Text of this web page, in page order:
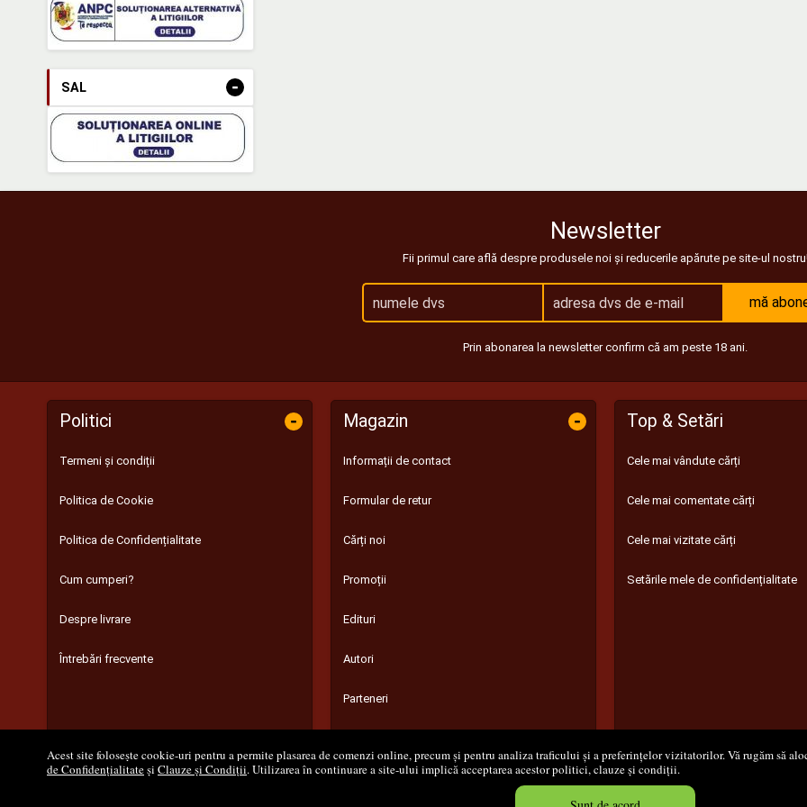
Acest site folosește cookie-uri pentru a permite plasarea de comenzi online, precum și pentru analiza traficului și a preferințelor vizitatorilor. Vă rugăm să
de Confidențialitateși Clauze și Condiții. Utilizarea în continuare a site-ului implică acceptarea acestor politici, clauze și condiții.
SAL -
Newsletter
Fii primul care află despre produsele noi și reducerile apărute pe site-ul
mă
Prin abonarea la newsletter confirm că am peste 18 ani.
Politici -
Termeni și condiții
Politica de Cookie
Politica de Confidențialitate
Cum cumperi?
Despre livrare
Întrebări frecvente
Magazin -
Informații de contact
Formular de retur
Cărți noi
Promoții
Edituri
Autori
Parteneri
Top & Setări
Cele mai vândute cărți
Cele mai comentate cărți
Cele mai vizitate cărți
Setările mele de confidențialitate
© 2008 - 2026 S.C. M.G. Net Distribution S.R.L. Magazin online